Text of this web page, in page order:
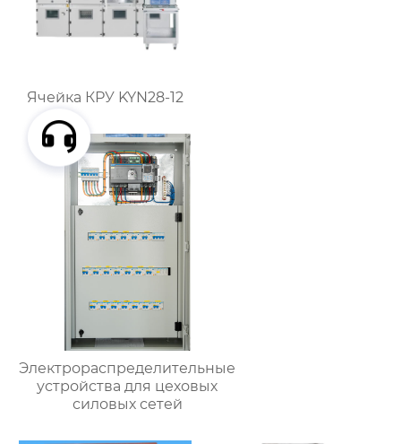
Ячейка КРУ KYN28-12
Электрораспределительные
устройства для цеховых
силовых сетей